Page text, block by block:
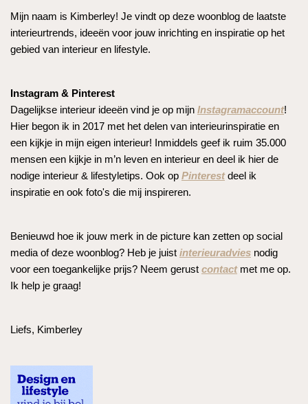
Mijn naam is Kimberley! Je vindt op deze woonblog de laatste
interieurtrends, ideeën voor jouw inrichting en inspiratie op het
gebied van interieur en lifestyle.
Instagram & Pinterest
Dagelijkse interieur ideeën vind je op mijn Instagramaccount!
Hier begon ik in 2017 met het delen van interieurinspiratie en
een kijkje in mijn eigen interieur! Inmiddels geef ik ruim 35.000
mensen een kijkje in m’n leven en interieur en deel ik hier de
nodige interieur & lifestyletips. Ook op Pinterestdeel ik
inspiratie en ook foto's die mij inspireren.
Benieuwd hoe ik jouw merk in de picture kan zetten op social
media of deze woonblog? Heb je juist interieuradvies nodig
voor een toegankelijke prijs? Neem gerust contactmet me op.
Ik help je graag!
Liefs, Kimberley